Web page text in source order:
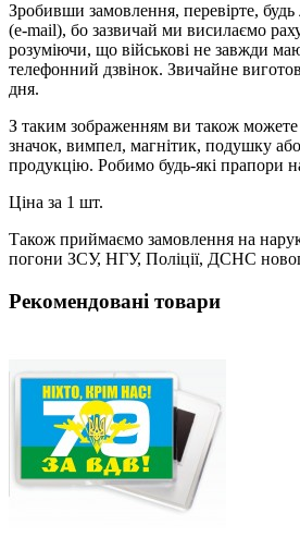
Зробивши замовлення, перевірте,
(e-mail), бо зазвичай ми висилаємо
розуміючи, що військові не завжди
телефонний дзвінок. Звичайне
дня.
З таким зображенням ви також
значок, вимпел, магнітик, подушку
продукцію. Робимо будь-які прапори
Ціна за 1 шт.
Також приймаємо замовлення на
погони ЗСУ, НГУ, Поліції, ДСНС
Рекомендовані товари